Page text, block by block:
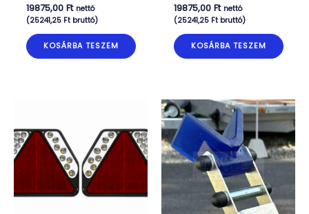
19875,00 Ft nettó
(25241,25 Ftbruttó)
KOSÁRBA TESZEM
19875,00 Ft nettó
(25241,25 Ftbruttó)
KOSÁRBA TESZEM